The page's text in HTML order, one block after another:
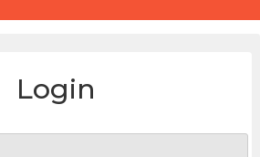
Login